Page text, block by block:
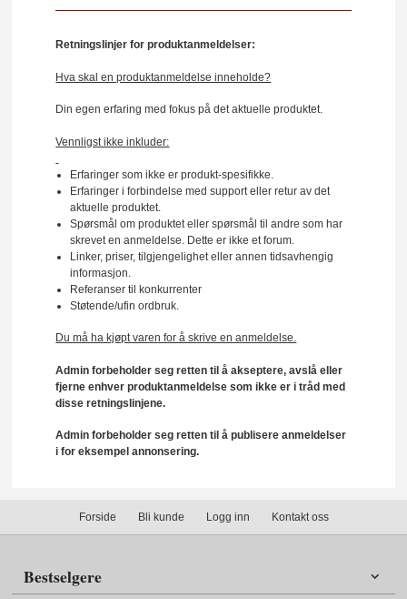
Retningslinjer for produktanmeldelser:
Hva skal en produktanmeldelse inneholde?
Din egen erfaring med fokus på det aktuelle produktet.
Vennligst ikke inkluder:
Erfaringer som ikke er produkt-spesifikke.
Erfaringer i forbindelse med support eller retur av det
aktuelle produktet.
Spørsmål om produktet eller spørsmål til andre som har
skrevet en anmeldelse. Dette er ikke et forum.
Linker, priser, tilgjengelighet eller annen tidsavhengig
informasjon.
Referanser til konkurrenter
Støtende/ufin ordbruk.
Du må ha kjøpt varen for å skrive en anmeldelse.
Admin forbeholder seg retten til å akseptere, avslå eller
fjerne enhver produktanmeldelse som ikke er i tråd med
disse retningslinjene.
Admin forbeholder seg retten til å publisere anmeldelser
i for eksempel annonsering.
Forside Bli kunde Logg inn Kontakt oss
Bestselgere